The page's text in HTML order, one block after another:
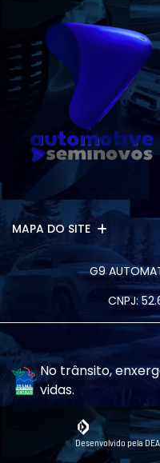
MAPA DO SITE
G9
CNPJ:
No trânsito,
vidas.
Desenvolvido pela